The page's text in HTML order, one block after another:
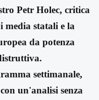
Petr Holec, critica
media statali e la
da potenza
settimanale,
un'analisi senza